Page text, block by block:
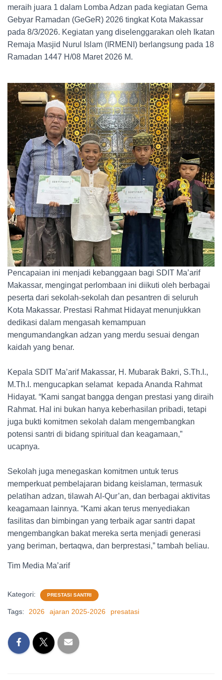
meraih juara 1 dalam Lomba Adzan pada kegiatan Gema
Gebyar Ramadan (GeGeR) 2026 tingkat Kota Makassar
pada 8/3/2026. Kegiatan yang diselenggarakan oleh Ikatan
Remaja Masjid Nurul Islam (IRMENI) berlangsung pada 18
Ramadan 1447 H/08 Maret 2026 M.
Pencapaian ini menjadi kebanggaan bagi SDIT Ma’arif
Makassar, mengingat perlombaan ini diikuti oleh berbagai
peserta dari sekolah-sekolah dan pesantren di seluruh
Kota Makassar. Prestasi Rahmat Hidayat menunjukkan
dedikasi dalam mengasah kemampuan
mengumandangkan adzan yang merdu sesuai dengan
kaidah yang benar.
Kepala SDIT Ma’arif Makassar, H. Mubarak Bakri, S.Th.I.,
M.Th.I. mengucapkan selamat kepada Ananda Rahmat
Hidayat. “Kami sangat bangga dengan prestasi yang diraih
Rahmat. Hal ini bukan hanya keberhasilan pribadi, tetapi
juga bukti komitmen sekolah dalam mengembangkan
potensi santri di bidang spiritual dan keagamaan,”
ucapnya.
Sekolah juga menegaskan komitmen untuk terus
memperkuat pembelajaran bidang keislaman, termasuk
pelatihan adzan, tilawah Al-Qur’an, dan berbagai aktivitas
keagamaan lainnya. “Kami akan terus menyediakan
fasilitas dan bimbingan yang terbaik agar santri dapat
mengembangkan bakat mereka serta menjadi generasi
yang beriman, bertaqwa, dan berprestasi,” tambah beliau.
Tim Media Ma’arif
Kategori: PRESTASI SANTRI
Tags: 2026 ajaran 2025-2026 presatasi